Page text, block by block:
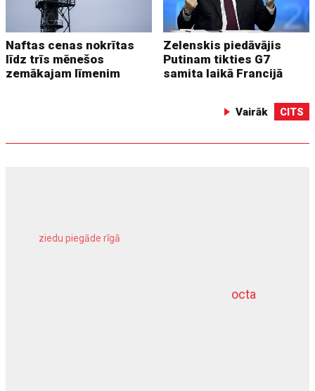
Naftas cenas nokrītas
līdz trīs mēnešos
zemākajam līmenim
Zelenskis piedāvājis
Putinam tikties G7
samita laikā Francijā
Vairāk CITS
octa
ziedu piegāde rīgā
dziļurbums